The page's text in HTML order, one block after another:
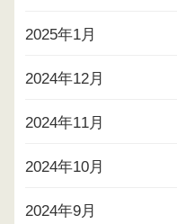
2025年1月
2024年12月
2024年11月
2024年10月
2024年9月